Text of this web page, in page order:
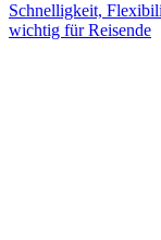
Schnelligkeit,
wichtig für Reisende